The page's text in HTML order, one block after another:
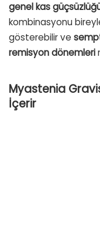
genel kas
kombinasyonu
gösterebilir ve
remisyondönemleri
Myastenia
İçerir